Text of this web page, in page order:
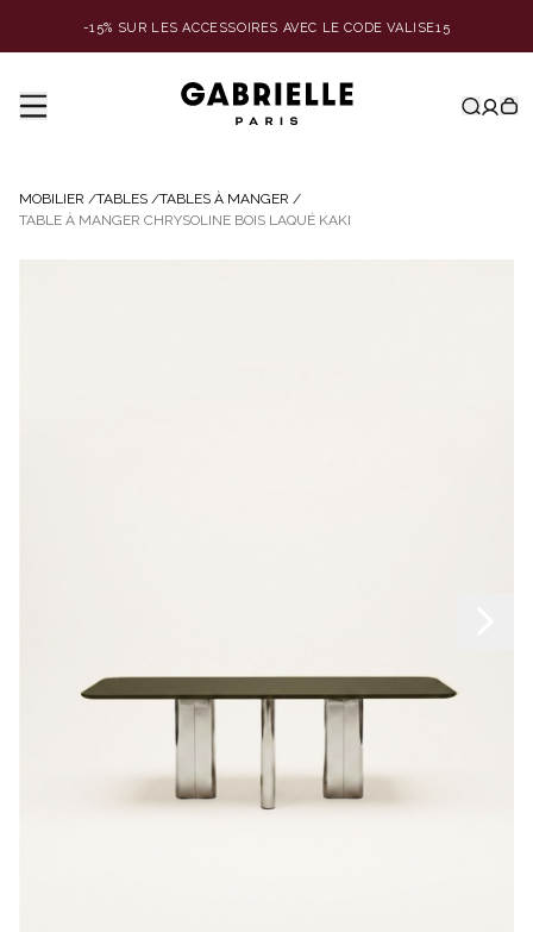
-15% SUR LES ACCESSOIRES AVEC LE CODE VALISE15
MOBILIER /TABLES /TABLES À MANGER /
TABLE À MANGER CHRYSOLINE BOIS LAQUÉ KAKI